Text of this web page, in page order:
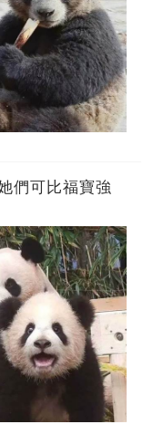
們可比福寶強